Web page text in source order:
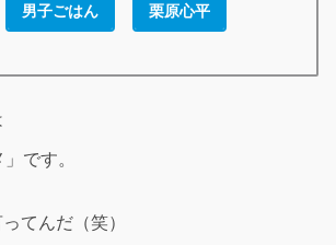
男子ごはん 栗原心平
です。
てんだ（笑）